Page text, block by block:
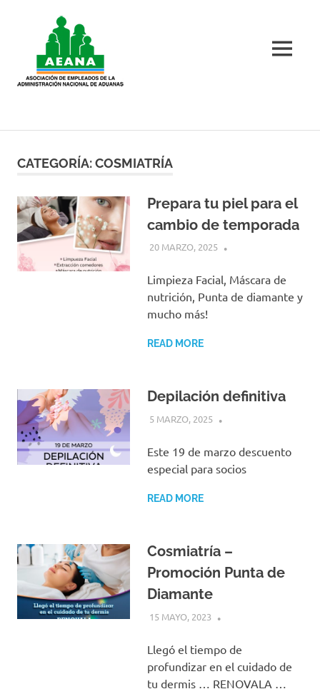
MENU
CATEGORÍA:COSMIATRÍA
Prepara tu piel para el
cambio de temporada
20 MARZO, 2025
Limpieza Facial, Máscara de
nutrición, Punta de diamante y
mucho más!
READ MORE
Depilación definitiva
5 MARZO, 2025
Este 19 de marzo descuento
especial para socios
READ MORE
Cosmiatría –
Promoción Punta de
Diamante
15 MAYO, 2023
Llegó el tiempo de
profundizar en el cuidado de
tu dermis … RENOVALA …